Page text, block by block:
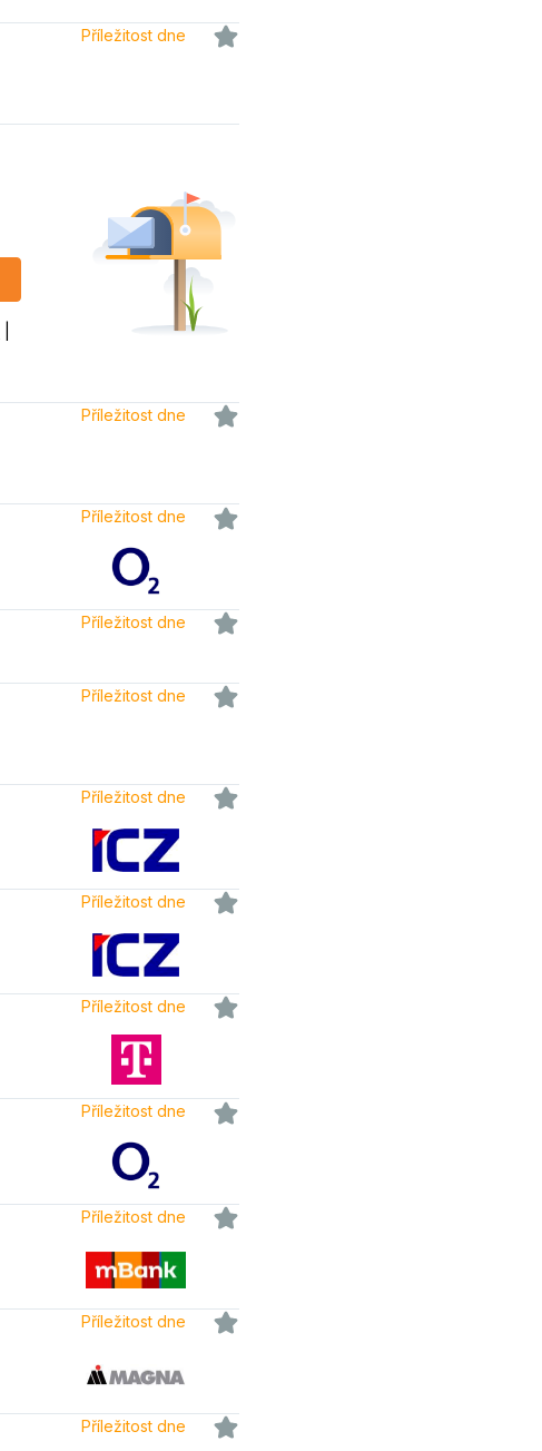
Příležitost dne
Příležitost dne
Příležitost dne
Příležitost dne
Příležitost dne
Příležitost dne
Příležitost dne
Příležitost dne
Příležitost dne
Příležitost dne
Příležitost dne
Příležitost dne